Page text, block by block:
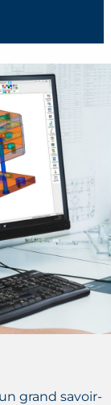
grand savoir-